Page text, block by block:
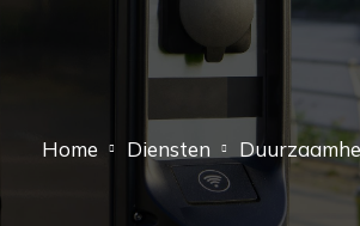
Home Diensten